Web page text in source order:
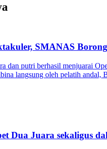
SMANAS
dan putri berhasil menjuarai
langsung oleh pelatih andal,
Dua Juara sekaligus